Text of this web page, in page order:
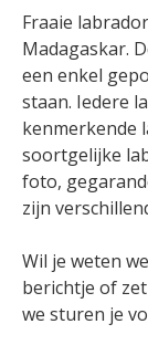
Fraaie
Madagaskar.
een enkel
staan. Iedere
kenmerkende
soortgelijke
foto,
zijn
Wil je weten
berichtje of
we sturen je